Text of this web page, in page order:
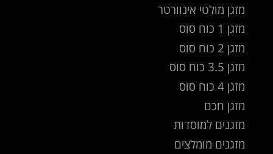
מזגן מולטי אינוורטר
מזגן 1 כוח סוס
מזגן 2 כוח סוס
מזגן 3.5 כוח סוס
מזגן 4 כוח סוס
מזגן חכם
מזגנים למוסדות
מזגנים מומלצים